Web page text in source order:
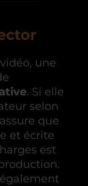
une
. Si elle
selon
que
et écrite
est
également